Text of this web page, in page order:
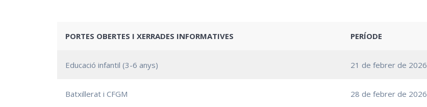
PORTES OBERTES I XERRADES INFORMATIVES PERÍODE
Educació infantil (3-6 anys) 21 de febrer de 2026
Batxillerat i CFGM 28 de febrer de 2026